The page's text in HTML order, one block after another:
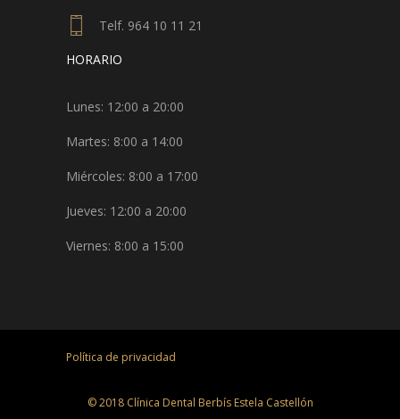
Telf. 964 10 11 21
HORARIO
Lunes: 12:00 a 20:00
Martes: 8:00 a 14:00
Miércoles: 8:00 a 17:00
Jueves: 12:00 a 20:00
Viernes: 8:00 a 15:00
Política de privacidad
© 2018 Clínica Dental Berbís Estela Castellón